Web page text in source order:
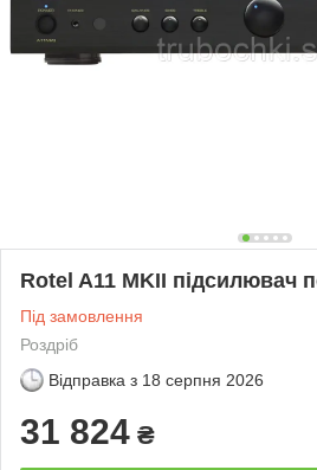
Rotel A11 MKII підсилювач
Під замовлення
Роздріб
Відправка з 18 серпня 2026
31 824 ₴